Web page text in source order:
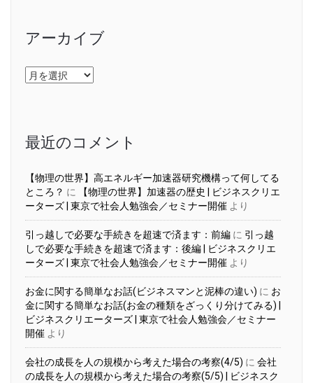
アーカイブ
ア
ー
最近のコメント
【物理の世界】高エネルギー加速器研究機構って何してる
ところ？ に
【物理の世界】加速器の歴史 | ビジネスクリエ
ーターズ | 東京で社会人勉強会／セミナー開催 より
引っ越しで必要な手続きを超速で済ます：前編 に 引っ越
しで必要な手続きを超速で済ます：後編 | ビジネスクリエ
ーターズ | 東京で社会人勉強会／セミナー開催 より
お金に関する簡単なお話(ビジネスマンと泥棒の違い) に お
金に関する簡単なお話(お金の種類をざっくり分けてみる) |
ビジネスクリエーターズ | 東京で社会人勉強会／セミナー
開催 より
会社の成長を人の規模から考えた場合の考察(4/5) に 会社
の成長を人の規模から考えた場合の考察(5/5) | ビジネスク